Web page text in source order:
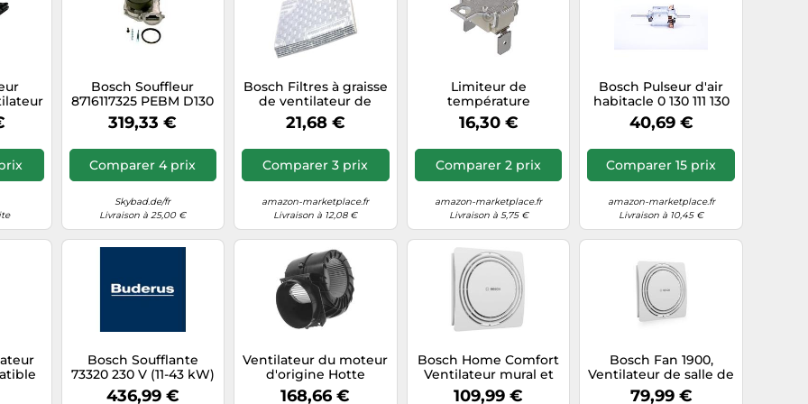
Bosch Souffleur
8716117325 PEBM D130
AC230 50 056W PWM
HB M
319,33 €
Comparer 4 prix
Skybad.de/fr
Livraison à 25,00 €
Bosch Filtres à graisse
de ventilateur de
hotte aspirante (lot de
6)
21,68 €
Comparer 3 prix
amazon-marketplace.fr
Livraison à 12,08 €
Limiteur de
température
compatible avec
Bosch 10004817 110 °C
ventilateur, four et
cuisine
16,30 €
Comparer 2 prix
amazon-marketplace.fr
Livraison à 5,75 €
Bosch Pulseur d'air
habitacle 0 130 111 130
40,69 €
Comparer 15 prix
amazon-marketplace.fr
Livraison à 10,45 €
Bosch Soufflante
73320 230 V (11-43 kW)
436,99 €
Ventilateur du moteur
d'origine Hotte
11022541, 00790070
168,66 €
Bosch Home Comfort
Ventilateur mural et
de plafond FAN 1900
109,99 €
Bosch Fan 1900,
Ventilateur de salle de
bain silencieux &
79,99 €